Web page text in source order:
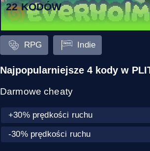
22 KODÓW
RPG Indie
Najpopularniejsze 4 kody w
Darmowe cheaty
+30% prędkości ruchu
-30% prędkości ruchu